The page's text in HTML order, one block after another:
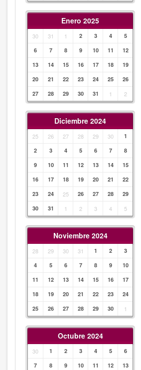
Enero 2025
30 31 1 2 3 4
5
6
7 8 9 10 11
12
13
14 15 16 17 18
19
20
21 22 23 24 25
26
27
28 29 30 31 1 2
Diciembre 2024
25 26 27 28 29 30
1
2
3 4 5 6 7
8
9
10 11 12 13 14
15
16
17 18 19 20 21
22
23
24 25 26 27 28
29
30
31 1 2 3 4 5
Noviembre 2024
28 29 30 31 1 2
3
4
5 6 7 8 9
10
11
12 13 14 15 16
17
18
19 20 21 22 23
24
25
26 27 28 29 30 1
Octubre 2024
30 1 2 3 4 5
6
7
8 9 10 11 12
13